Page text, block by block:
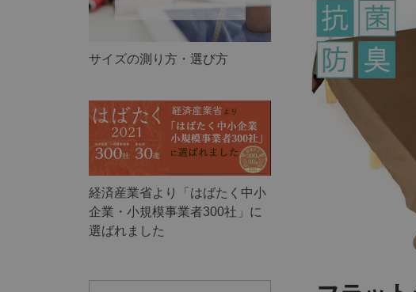
サイズの測り方・選び方
経済産業省より「はばたく中小
企業・小規模事業者300社」に
選ばれました